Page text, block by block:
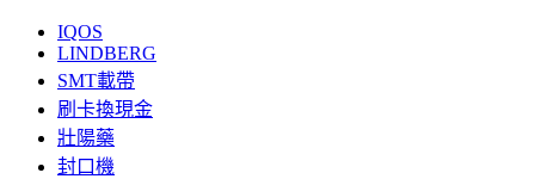
IQOS
LINDBERG
SMT載帶
刷卡換現金
壯陽藥
封口機